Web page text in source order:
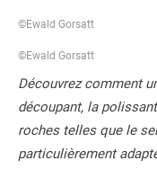
©Ewald Gorsatt
©Ewald Gorsatt
Découvrez comment
découpant, la
roches telles que le
particulièrement